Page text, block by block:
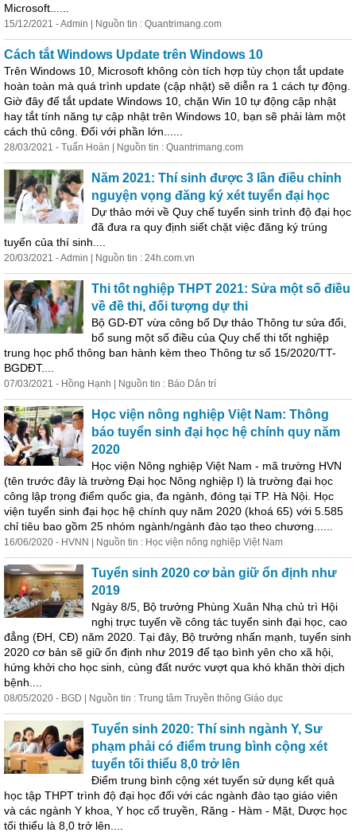
Microsoft......
15/12/2021 - Admin | Nguồn tin : Quantrimang.com
Cách tắt Windows Update trên Windows 10
Trên Windows 10, Microsoft không còn tích hợp tùy chọn tắt update
hoàn toàn mà quá trình update (cập nhật) sẽ diễn ra 1 cách tự động.
Giờ đây để tắt update Windows 10, chặn Win 10 tự động cập nhật
hay tắt tính năng tự cập nhật trên Windows 10, bạn sẽ phải làm một
cách thủ công. Đối với phần lớn......
28/03/2021 - Tuấn Hoàn | Nguồn tin : Quantrimang.com
Năm 2021: Thí sinh được 3 lần điều chỉnh
nguyện vọng đăng ký xét tuyển đại học
Dự thảo mới về Quy chế tuyển sinh trình độ đại học
đã đưa ra quy định siết chặt việc đăng ký trúng
tuyển của thí sinh....
20/03/2021 - Admin | Nguồn tin : 24h.com.vn
Thi tốt nghiệp THPT 2021: Sửa một số điều
về đề thi, đối tượng dự thi
Bộ GD-ĐT vừa công bố Dự thảo Thông tư sửa đổi,
bổ sung một số điều của Quy chế thi tốt nghiệp
trung học phổ thông ban hành kèm theo Thông tư số 15/2020/TT-
BGDĐT....
07/03/2021 - Hồng Hạnh | Nguồn tin : Báo Dân trí
Học viện nông nghiệp Việt Nam: Thông
báo tuyển sinh đại học hệ chính quy năm
2020
Học viện Nông nghiệp Việt Nam - mã trường HVN
(tên trước đây là trường Đại học Nông nghiệp I) là trường đại học
công lập trọng điểm quốc gia, đa ngành, đóng tại TP. Hà Nội. Học
viện tuyển sinh đại học hệ chính quy năm 2020 (khoá 65) với 5.585
chỉ tiêu bao gồm 25 nhóm ngành/ngành đào tạo theo chương......
16/06/2020 - HVNN | Nguồn tin : Học viện nông nghiệp Việt Nam
Tuyển sinh 2020 cơ bản giữ ổn định như
2019
Ngày 8/5, Bộ trưởng Phùng Xuân Nhạ chủ trì Hội
nghị trực tuyến về công tác tuyển sinh đại học, cao
đẳng (ĐH, CĐ) năm 2020. Tại đây, Bộ trưởng nhấn mạnh, tuyển sinh
2020 cơ bản sẽ giữ ổn định như 2019 để tạo bình yên cho xã hội,
hứng khởi cho học sinh, cùng đất nước vượt qua khó khăn thời dịch
bệnh....
08/05/2020 - BGD | Nguồn tin : Trung tâm Truyền thông Giáo dục
Tuyển sinh 2020: Thí sinh ngành Y, Sư
phạm phải có điểm trung bình cộng xét
tuyển tối thiểu 8,0 trở lên
Điểm trung bình cộng xét tuyển sử dụng kết quả
học tập THPT trình độ đại học đối với các ngành đào tạo giáo viên
và các ngành Y khoa, Y học cổ truyền, Răng - Hàm - Mặt, Dược học
tối thiểu là 8,0 trở lên....